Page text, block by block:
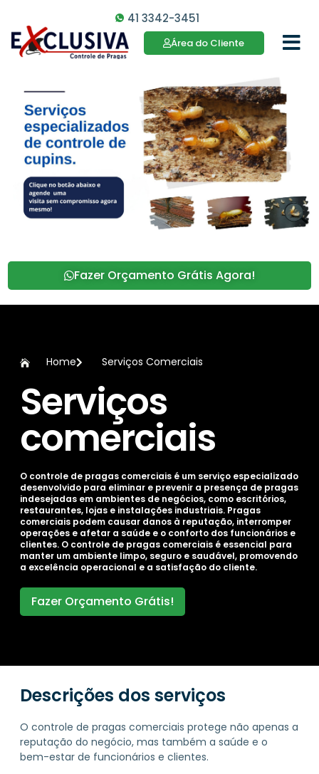
41 3342-3451
Área do Cliente
Fazer Orçamento Grátis Agora!
Home Serviços Comerciais
Serviços
comerciais​
O controle de pragas comerciais é um serviço especializado
desenvolvido para eliminar e prevenir a presença de pragas
indesejadas em ambientes de negócios, como escritórios,
restaurantes, lojas e instalações industriais. Pragas
comerciais podem causar danos à reputação, interromper
operações e afetar a saúde e o conforto dos funcionários e
clientes. O controle de pragas comerciais é essencial para
manter um ambiente limpo, seguro e saudável, promovendo
a excelência operacional e a satisfação do cliente.
Fazer Orçamento Grátis!
Descrições dos serviços
O controle de pragas comerciais protege não apenas a
reputação do negócio, mas também a saúde e o
bem-estar de funcionários e clientes.